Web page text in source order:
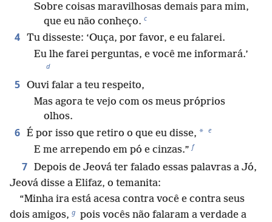
Sobre coisas maravilhosas demais para mim,
que eu não conheço. c
4 Tu disseste: ‘Ouça, por favor, e eu falarei.
Eu lhe farei perguntas, e você me informará.’
d
5 Ouvi falar a teu respeito,
Mas agora te vejo com os meus próprios
olhos.
6 É por isso que retiro o que eu disse, * e
E me arrependo em pó e cinzas.” f
7 Depois de Jeová ter falado essas palavras a Jó,
Jeová disse a Elifaz, o temanita:
“Minha ira está acesa contra você e contra seus
dois amigos, g pois vocês não falaram a verdade a